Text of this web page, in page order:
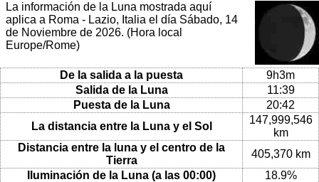
La información de la Luna mostrada aquí
aplica a Roma - Lazio, Italia el día Sábado, 14
de Noviembre de 2026. (Hora local
Europe/Rome)
De la salida a la puesta
9h3m
Salida de la Luna
11:39
Puesta de la Luna
20:42
La distancia entre la Luna y el Sol
147,999,546
km
Distancia entre la luna y el centro de la
Tierra
405,370 km
Iluminación de la Luna (a las 00:00)
18.9%